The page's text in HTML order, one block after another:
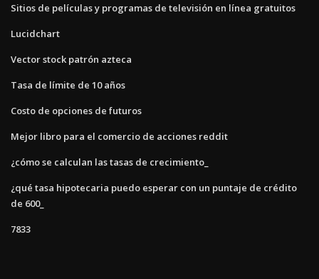
Sitios de películas y programas de televisión en línea gratuitos
Lucidchart
Vector stock patrón azteca
Tasa de límite de 10 años
Costo de opciones de futuros
Mejor libro para el comercio de acciones reddit
¿cómo se calculan las tasas de crecimiento_
¿qué tasa hipotecaria puedo esperar con un puntaje de crédito
de 600_
7833